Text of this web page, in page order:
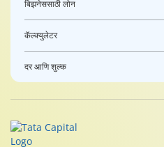
बिझनेससाठी लोन
कॅल्क्युलेटर
दर आणि शुल्क